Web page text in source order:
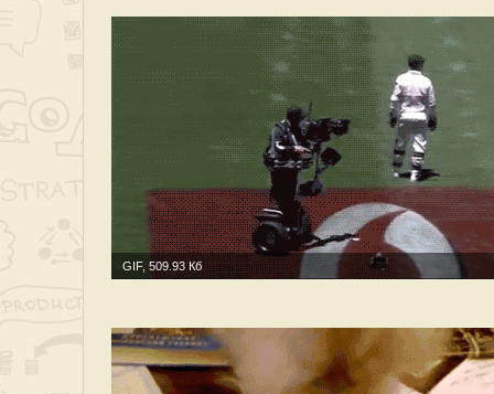
GIF, 509.93 Кб